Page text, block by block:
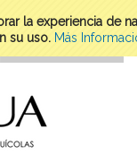
la experiencia de
su uso. Más